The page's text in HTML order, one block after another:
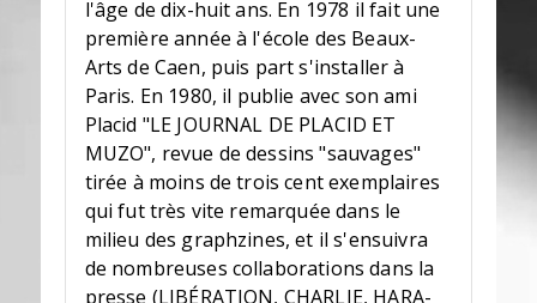
l'âge de dix-huit ans. En 1978 il fait une
première année à l'école des Beaux-
Arts de Caen, puis part s'installer à
Paris. En 1980, il publie avec son ami
Placid "LE JOURNAL DE PLACID ET
MUZO", revue de dessins "sauvages"
tirée à moins de trois cent exemplaires
qui fut très vite remarquée dans le
milieu des graphzines, et il s'ensuivra
de nombreuses collaborations dans la
presse (LIBÉRATION, CHARLIE, HARA-